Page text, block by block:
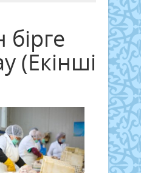
бірге
(Екінші